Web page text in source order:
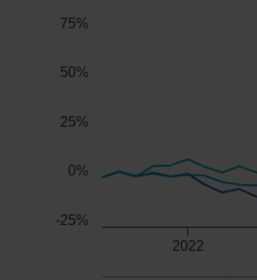
The chart has 2 X axes
2022
-25%
0%
25%
50%
75%